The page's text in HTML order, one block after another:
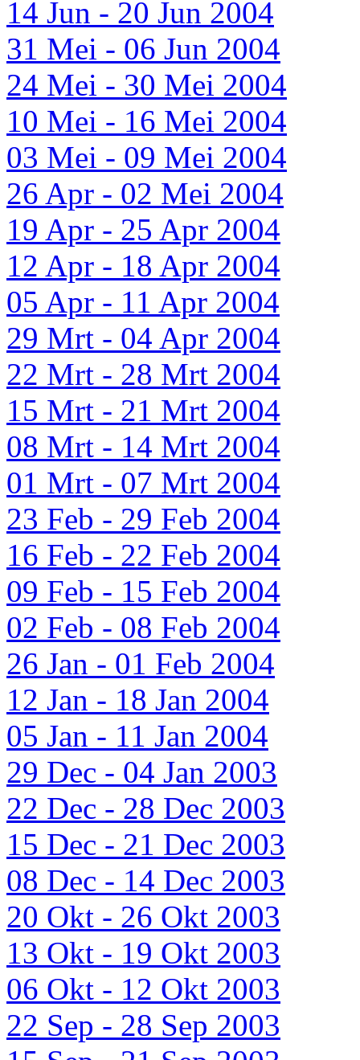
14 Jun - 20 Jun 2004
31 Mei - 06 Jun 2004
24 Mei - 30 Mei 2004
10 Mei - 16 Mei 2004
03 Mei - 09 Mei 2004
26 Apr - 02 Mei 2004
19 Apr - 25 Apr 2004
12 Apr - 18 Apr 2004
05 Apr - 11 Apr 2004
29 Mrt - 04 Apr 2004
22 Mrt - 28 Mrt 2004
15 Mrt - 21 Mrt 2004
08 Mrt - 14 Mrt 2004
01 Mrt - 07 Mrt 2004
23 Feb - 29 Feb 2004
16 Feb - 22 Feb 2004
09 Feb - 15 Feb 2004
02 Feb - 08 Feb 2004
26 Jan - 01 Feb 2004
12 Jan - 18 Jan 2004
05 Jan - 11 Jan 2004
29 Dec - 04 Jan 2003
22 Dec - 28 Dec 2003
15 Dec - 21 Dec 2003
08 Dec - 14 Dec 2003
20 Okt - 26 Okt 2003
13 Okt - 19 Okt 2003
06 Okt - 12 Okt 2003
22 Sep - 28 Sep 2003